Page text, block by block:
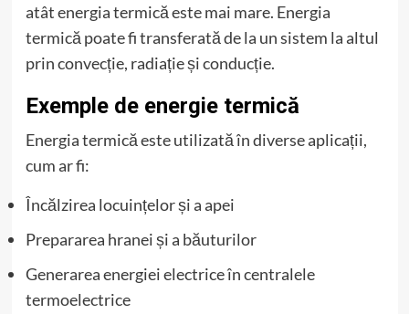
atât energia termică este mai mare. Energia
termică poate fi transferată de la un sistem la altul
prin convecție, radiație și conducție.
Exemple de energie termică
Energia termică este utilizată în diverse aplicații,
cum ar fi:
Încălzirea locuințelor și a apei
Prepararea hranei și a băuturilor
Generarea energiei electrice în centralele
termoelectrice